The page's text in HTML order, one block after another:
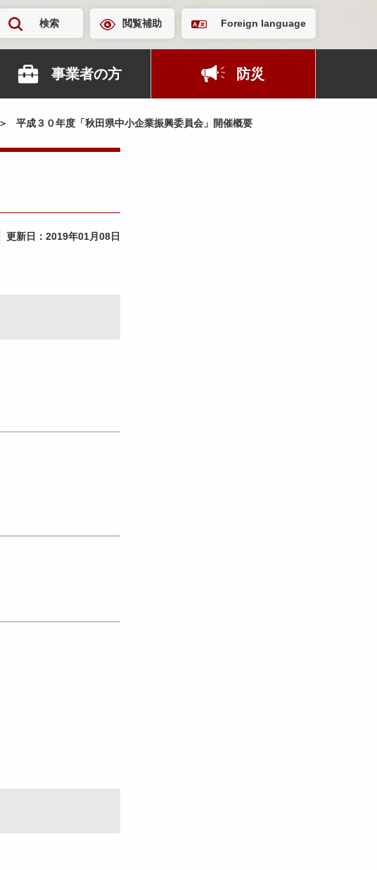
検索 閲覧補助 Foreign language
事業者の方 防災
平成３０年度「秋田県中小企業振興委員会」開催概要
更新日： 2019年01月08日